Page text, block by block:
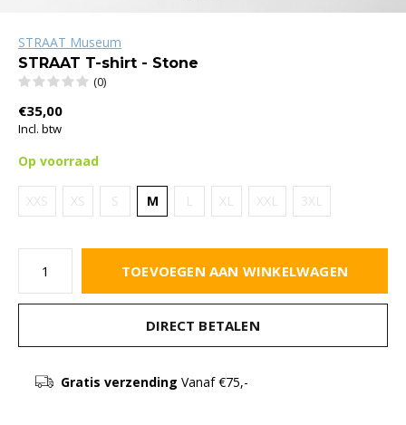
STRAAT Museum
STRAAT T-shirt - Stone
(0)
€35,00
Incl. btw
Op voorraad
XXS XS S M L XL XXL 3XL
TOEVOEGEN AAN WINKELWAGEN
DIRECT BETALEN
Gratis verzending Vanaf €75,-